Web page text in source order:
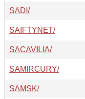
SADI/
SAIFTYNET/
SACAVILIA/
SAMIRCURY/
SAMSK/